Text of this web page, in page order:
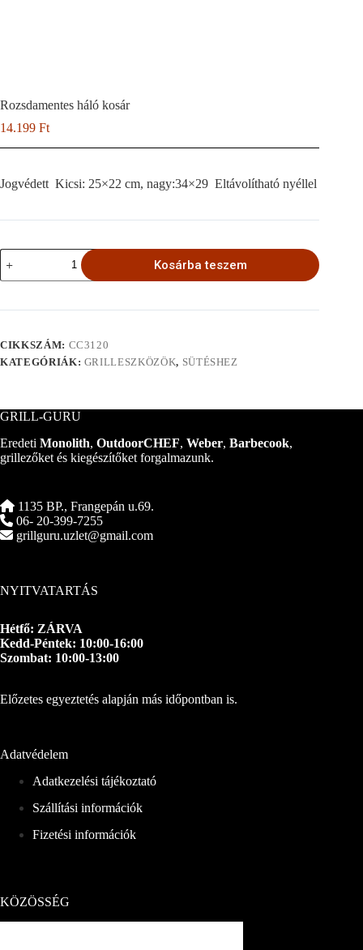
Rozsdamentes háló kosár
14.199 Ft
Jogvédett Kicsi: 25×22 cm, nagy:34×29 Eltávolítható nyéllel
Rozsdamentes
háló
kosár
Kosárba teszem
CIKKSZÁM: CC3120
KATEGÓRIÁK: GRILLESZKÖZÖK, SÜTÉSHEZ
GRILL-GURU
Eredeti Monolith, OutdoorCHEF, Weber, Barbecook,
grillezőket és kiegészítőket forgalmazunk.
1135 BP., Frangepán u.69.
06- 20-399-7255
grillguru.uzlet@gmail.com
NYITVATARTÁS
Hétfő: ZÁRVA
Kedd-Péntek: 10:00-16:00
Szombat: 10:00-13:00
Előzetes egyeztetés alapján más időpontban is.
Adatvédelem
Adatkezelési tájékoztató
Szállítási információk
Fizetési információk
KÖZÖSSÉG